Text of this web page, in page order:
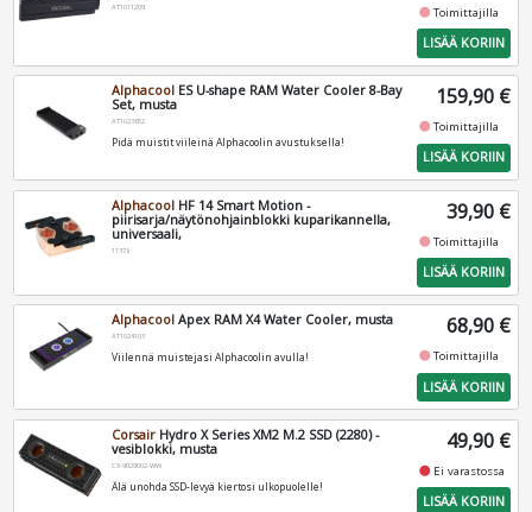
AT1011209 fiber_manual_recordToimittajilla
LISÄÄ KORIIN
Alphacool ES U-shape RAM Water Cooler 8-Bay
Set, musta
AT1023652
Pidä muistit viileinä Alphacoolin avustuksella!
159,90 €
fiber_manual_recordToimittajilla
LISÄÄ KORIIN
Alphacool HF 14 Smart Motion -
piirisarja/näytönohjainblokki kuparikannella,
universaali,
11378
39,90 €
fiber_manual_recordToimittajilla
LISÄÄ KORIIN
Alphacool Apex RAM X4 Water Cooler, musta
AT1024103
Viilennä muistejasi Alphacoolin avulla!
68,90 €
fiber_manual_recordToimittajilla
LISÄÄ KORIIN
Corsair Hydro X Series XM2 M.2 SSD (2280) -
vesiblokki, musta
CX-9029002-WW
Älä unohda SSD-levyä kiertosi ulkopuolelle!
49,90 €
fiber_manual_record Ei varastossa
LISÄÄ KORIIN